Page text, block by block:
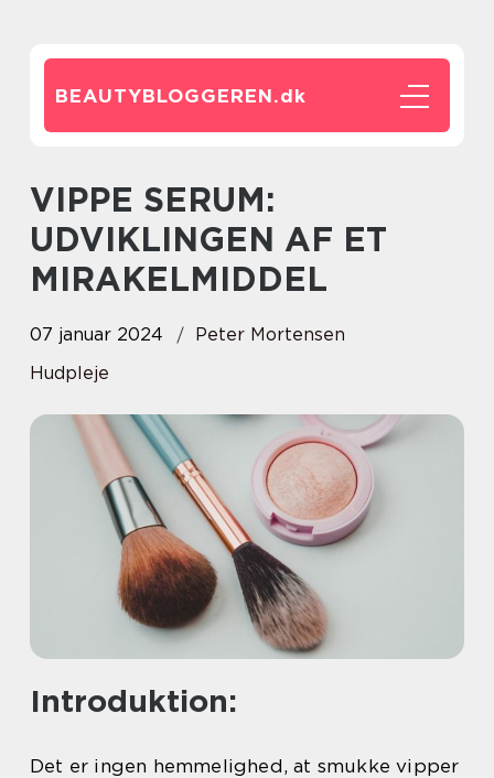
BEAUTYBLOGGEREN.dk
VIPPE SERUM:
UDVIKLINGEN AF ET
MIRAKELMIDDEL
07 januar 2024
Peter Mortensen
Hudpleje
Introduktion:
Det er ingen hemmelighed, at smukke vipper